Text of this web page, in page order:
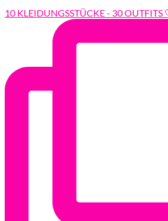
10 KLEIDUNGSSTÜCKE - 30 OUTFITS